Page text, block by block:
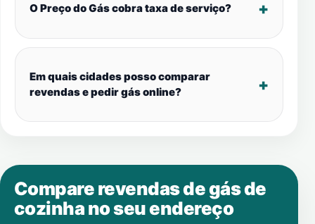
O Preço do Gás cobra taxa de serviço?
Em quais cidades posso comparar
revendas e pedir gás online?
Compare revendas de gás de
cozinha no seu endereço